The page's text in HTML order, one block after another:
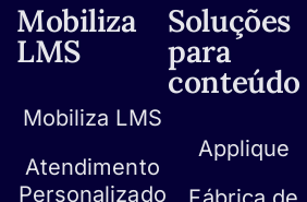
Mobiliza
LMS
Mobiliza LMS
Atendimento
Personalizado
Soluções
para
conteúdo
Applique